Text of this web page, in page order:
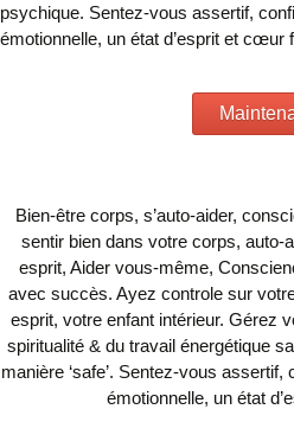
psychique. Sentez-vous assertif,
émotionnelle, un état d’esprit et cœur
Bien-être corps, s’auto-aider,
sentir bien dans votre corps, auto-
esprit, Aider vous-même,
avec succès. Ayez controle sur
esprit, votre enfant intérieur. Gérez
spiritualité & du travail énergétique
manière ‘safe’. Sentez-vous
émotionnelle, un état